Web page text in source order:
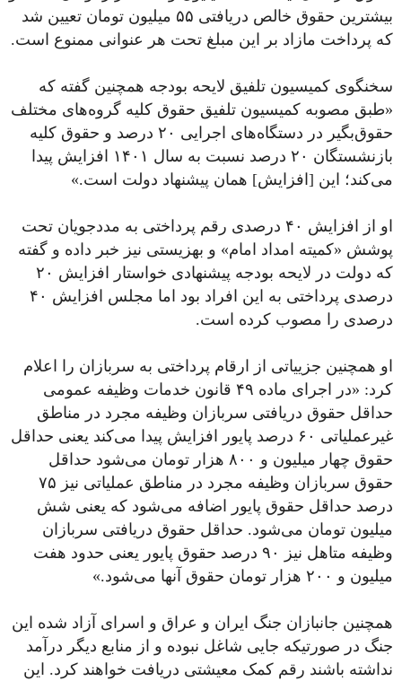
بیشترین حقوق خالص دریافتی ۵۵ میلیون تومان تعیین شد
که پرداخت مازاد بر این مبلغ تحت هر عنوانی ممنوع است.
سخنگوی کمیسیون تلفیق لایحه بودجه همچنین گفته که
«طبق مصوبه کمیسیون تلفیق حقوق کلیه گروه‌های مختلف
حقوق‌بگیر در دستگاه‌های اجرایی ۲۰ درصد و حقوق کلیه
بازنشستگان ۲۰ درصد نسبت به سال ۱۴۰۱ افزایش پیدا
می‌کند؛ این [افزایش] همان پیشنهاد دولت است.»
او از افزایش ۴۰ درصدی رقم پرداختی به مددجویان تحت
پوشش «کمیته امداد امام» و بهزیستی نیز خبر داده و گفته
که دولت در لایحه بودجه پیشنهادی خواستار افزایش ۲۰
درصدی پرداختی به این افراد بود اما مجلس افزایش ۴۰
درصدی را مصوب کرده است.
او همچنین جزییاتی از ارقام پرداختی به سربازان را اعلام
کرد: «در اجرای ماده ۴۹ قانون خدمات وظیفه عمومی
حداقل حقوق دریافتی سربازان وظیفه مجرد در مناطق
غیرعملیاتی ۶۰ درصد پایور افزایش پیدا می‌کند یعنی حداقل
حقوق چهار میلیون و ۸۰۰ هزار تومان می‌شود حداقل
حقوق سربازان وظیفه مجرد در مناطق عملیاتی نیز ۷۵
درصد حداقل حقوق پایور اضافه می‌شود که یعنی شش
میلیون تومان می‌شود. حداقل حقوق دریافتی سربازان
وظیفه متاهل نیز ۹۰ درصد حقوق پایور یعنی حدود هفت
میلیون و ۲۰۰ هزار تومان حقوق آنها می‌شود.»
همچنین جانبازان جنگ ایران و عراق و اسرای آزاد شده این
جنگ در صورتیکه جایی شاغل نبوده و از منابع دیگر درآمد
نداشته باشند رقم کمک‌ معیشتی دریافت خواهند کرد. این